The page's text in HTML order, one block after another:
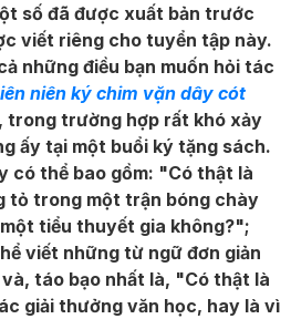
số đã được xuất bản trước
viết riêng cho tuyển tập này.
những điều bạn muốn hỏi tác
niên ký chim vặn dây cót
, trong trường hợp rất khó xảy
ấy tại một buổi ký tặng sách.
có thể bao gồm: "Có thật là
tỏ trong một trận bóng chày
tiểu thuyết gia không?";
viết những từ ngữ đơn giản
táo bạo nhất là, "Có thật là
giải thưởng văn học, hay là vì